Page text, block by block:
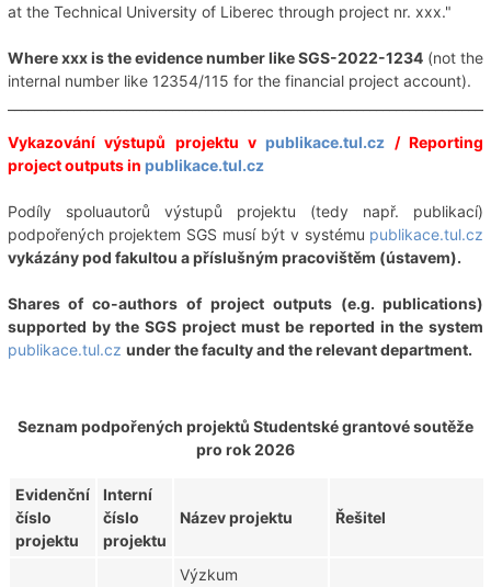
at the Technical University of Liberec through project nr. xxx."
Where xxx is the evidence number like SGS-2022-1234 (not the
internal number like 12354/115 for the financial project account).
Vykazování výstupů projektu vpublikace.tul.cz / Reporting
project outputs in publikace.tul.cz
Podíly spoluautorů výstupů projektu (tedy např. publikací)
podpořených projektem SGS musí být v systému publikace.tul.cz
vykázány pod fakultou a příslušným pracovištěm (ústavem).
Shares of co-authors of project outputs (e.g. publications)
supported by the SGS project must be reported in the system
publikace.tul.cz under the faculty and the relevant department.
Seznam podpořených projektů Studentské grantové soutěže
pro rok 2026
Evidenční
číslo
projektu
Interní
číslo
projektu
Název projektu Řešitel
Výzkum